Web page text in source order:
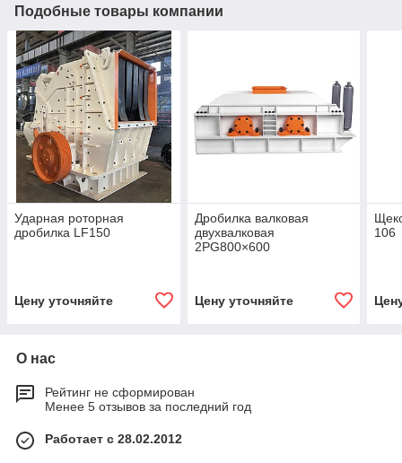
Подобные товары компании
Ударная роторная
дробилка LF150
Цену уточняйте
Дробилка валковая
двухвалковая
2PG800×600
Цену уточняйте
106
О нас
Рейтинг не сформирован
Менее 5 отзывов за последний год
Работает с 28.02.2012